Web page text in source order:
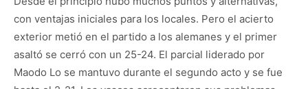
con ventajas iniciales para los locales. Pero el acierto
exterior metió en el partido a los alemanes y el primer
asaltó se cerró con un 25-24. El parcial liderado por
Maodo Lo se mantuvo durante el segundo acto y se fue